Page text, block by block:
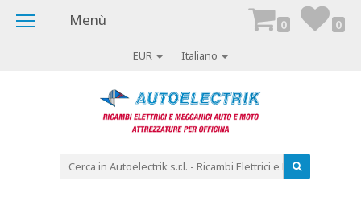
EUR Italiano
0 0
Menù